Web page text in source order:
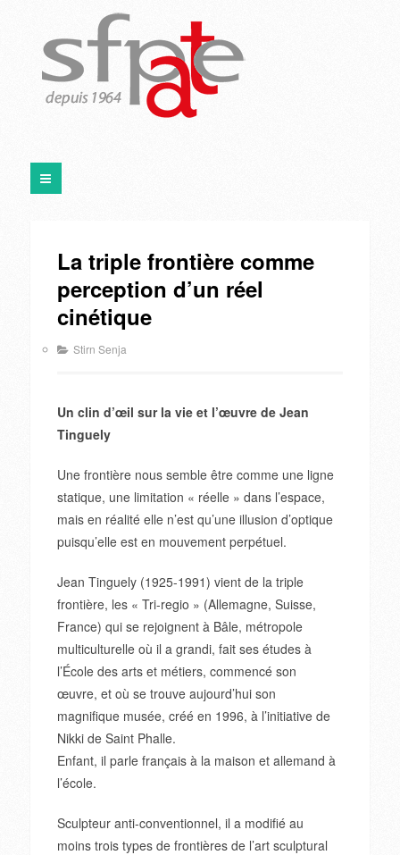
La triple frontière comme
perception d’un réel
cinétique
Stirn Senja
Un clin d’œil sur la vie et l’œuvre de Jean
Tinguely
Une frontière nous semble être comme une ligne
statique, une limitation « réelle » dans l’espace,
mais en réalité elle n’est qu’une illusion d’optique
puisqu’elle est en mouvement perpétuel.
Jean Tinguely (1925-1991) vient de la triple
frontière, les « Tri-regio » (Allemagne, Suisse,
France) qui se rejoignent à Bâle, métropole
multiculturelle où il a grandi, fait ses études à
l’École des arts et métiers, commencé son
œuvre, et où se trouve aujourd’hui son
magnifique musée, créé en 1996, à l’initiative de
Nikki de Saint Phalle.
Enfant, il parle français à la maison et allemand à
l’école.
Sculpteur anti-conventionnel, il a modifié au
moins trois types de frontières de l’art sculptural